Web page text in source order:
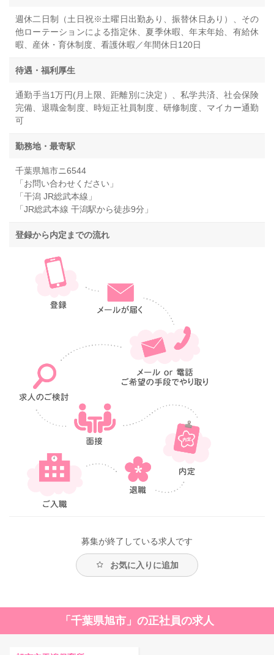
週休二日制（土日祝※土曜日出勤あり、振替休日あり）、その
他ローテーションによる指定休、夏季休暇、年末年始、有給休
暇、産休・育休制度、看護休暇／年間休日120日
待遇・福利厚生
通勤手当1万円(月上限、距離別に決定）、私学共済、社会保険
完備、退職金制度、時短正社員制度、研修制度、マイカー通勤
可
勤務地・最寄駅
千葉県旭市ニ6544
「お問い合わせください」
「干潟 JR総武本線」
「JR総武本線 干潟駅から徒歩9分」
登録から内定までの流れ
募集が終了している求人です
お気に入りに追加
「千葉県旭市」の正社員の求人